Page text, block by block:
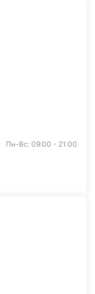
Пн-Вс: 09:00 - 21:00